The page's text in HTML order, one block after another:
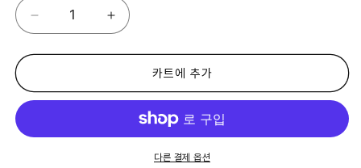
2
류
약
펙
(제
2
류
약
펙
카트에 추가
다른 결제 옵션